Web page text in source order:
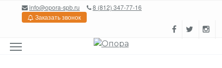
Перейтиinfo@opora-spb.ru
8 (812) 347-77-16
Заказать звонок